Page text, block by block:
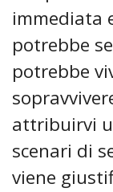
immediata
potrebbe
potrebbe
attribuirvi
scenari di
viene